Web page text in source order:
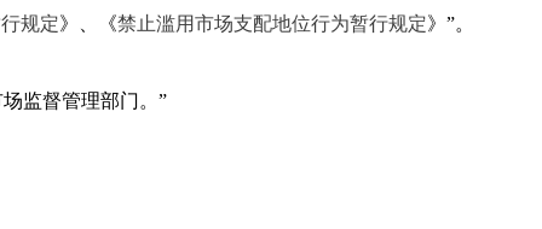
规定》、《禁止滥用市场支配地位行为暂行规定》”。
监督管理部门。”